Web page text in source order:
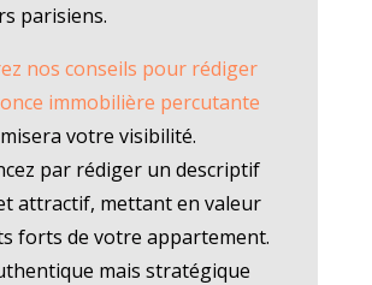
parisiens.
nos conseils pour rédiger
immobilière percutante
votre visibilité.
par rédiger un descriptif
attractif, mettant en valeur
forts de votre appartement.
mais stratégique